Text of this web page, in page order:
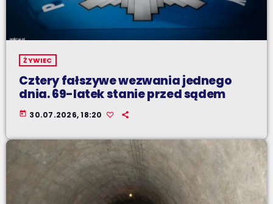
ŻYWIEC
Cztery fałszywe wezwania jednego
dnia. 69-latek stanie przed sądem
today 30.07.2026, 18:20